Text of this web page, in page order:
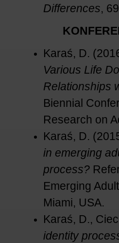
Differences,
Karaś, D.
Various Life
Relationships
Biennial
Research on
Karaś, D.
in emerging
process?
Emerging
Miami, USA.
Karaś, D.,
identity